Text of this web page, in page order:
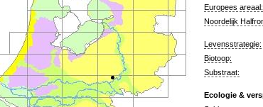
Europees areaal:
Noordelijk
Levensstrategie:
Biotoop:
Substraat:
Ecologie &